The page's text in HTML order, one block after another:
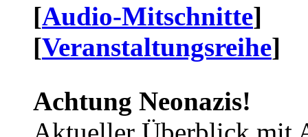
[Audio-Mitschnitte]
[Veranstaltungsreihe]
Achtung Neonazis!